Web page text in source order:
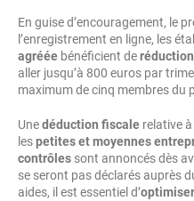
En guise d’encouragement, le
l’enregistrement en ligne, les
agréée bénéficient de
aller jusqu’à 800 euros par
maximum de cinq membres du
Unedéduction fiscale relative
lespetites et moyennes
contrôles sont annoncés dès
se seront pas déclarés auprès
aides, il est essentiel d’